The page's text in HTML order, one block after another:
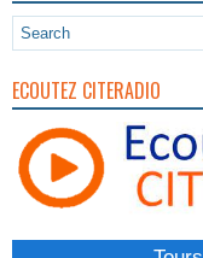
ECOUTEZ CITERADIO